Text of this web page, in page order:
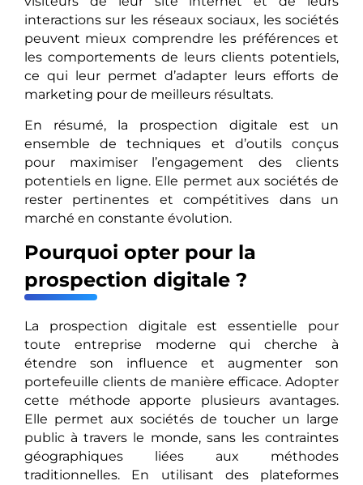
interactions sur les réseaux sociaux, les sociétés
peuvent mieux comprendre les préférences et
les comportements de leurs clients potentiels,
ce qui leur permet d’adapter leurs efforts de
marketing pour de meilleurs résultats.
En résumé, la prospection digitale est un
ensemble de techniques et d’outils conçus
pour maximiser l’engagement des clients
potentiels en ligne. Elle permet aux sociétés de
rester pertinentes et compétitives dans un
marché en constante évolution.
Pourquoi opter pour la
prospection digitale ?
La prospection digitale est essentielle pour
toute entreprise moderne qui cherche à
étendre son influence et augmenter son
portefeuille clients de manière efficace. Adopter
cette méthode apporte plusieurs avantages.
Elle permet aux sociétés de toucher un large
public à travers le monde, sans les contraintes
géographiques liées aux méthodes
traditionnelles. En utilisant des plateformes